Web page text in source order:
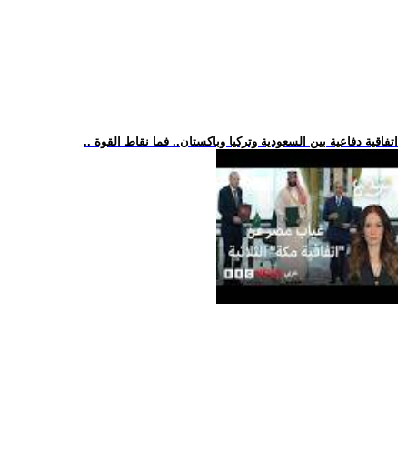
.. اتفاقية دفاعية بين السعودية وتركيا وباكستان.. فما نقاط القوة